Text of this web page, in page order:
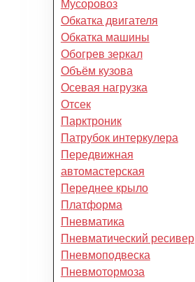
Мусоровоз
Обкатка двигателя
Обкатка машины
Обогрев зеркал
Объём кузова
Осевая нагрузка
Отсек
Парктроник
Патрубок интеркулера
Передвижная
автомастерская
Переднее крыло
Платформа
Пневматика
Пневматический ресивер
Пневмоподвеска
Пневмотормоза